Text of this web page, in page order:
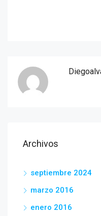
Archivos
septiembre 2024
marzo 2016
enero 2016